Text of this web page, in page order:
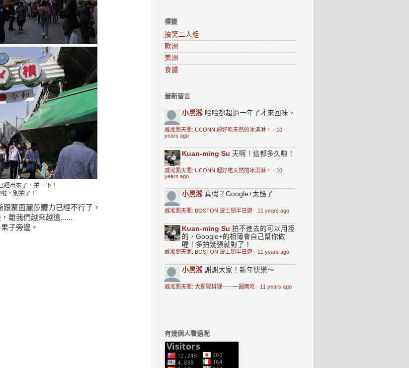
經出來了，拍一下！
，別拍了！
蒙面麗莎體力已經不行了，
離我們越來越遠......
子旁邊。
標籤
搞笑二人組
歐洲
美洲
食譜
最新留言
小黑淞 哈哈都超過一年了才來回味。
威淞闖天關: UCONN 超好吃天然的冰淇淋。 · 10
years ago
Kuan-ming Su 天啊！這都多久啦！
威淞闖天關: UCONN 超好吃天然的冰淇淋。 · 10
years ago
小黑淞 真假？Google+太酷了
威淞闖天關: BOSTON 波士頓半日遊 · 11 years ago
Kuan-ming Su 拍不進去的可以用接
的，Google+的相簿會自己幫你做
喔！多拍幾張就對了！
威淞闖天關: BOSTON 波士頓半日遊 · 11 years ago
小黑淞 謝謝大家！新年快樂～
威淞闖天關: 大猩猩料理——一圓兩吃 · 11 years ago
有幾個人看過呢